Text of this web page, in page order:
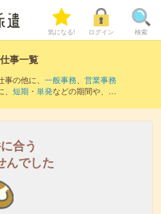
気になる! ログイン 検索
事一覧
の他に、 一般事務、 営業事務
短期 ・ 単発などの期間や、 職
合う
んでした